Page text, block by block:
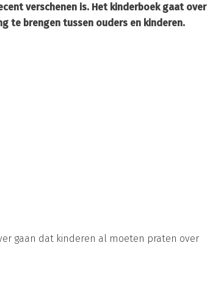
verschenen is. Het kinderboek gaat over
te brengen tussen ouders en kinderen.
gaan dat kinderen al moeten praten over